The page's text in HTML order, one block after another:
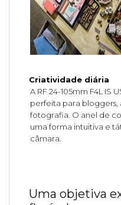
Criatividade diária
A RF 24-105mm F4L IS
perfeita para bloggers,
fotografia. O anel de
uma forma intuitiva e
câmara.
Uma objetiva